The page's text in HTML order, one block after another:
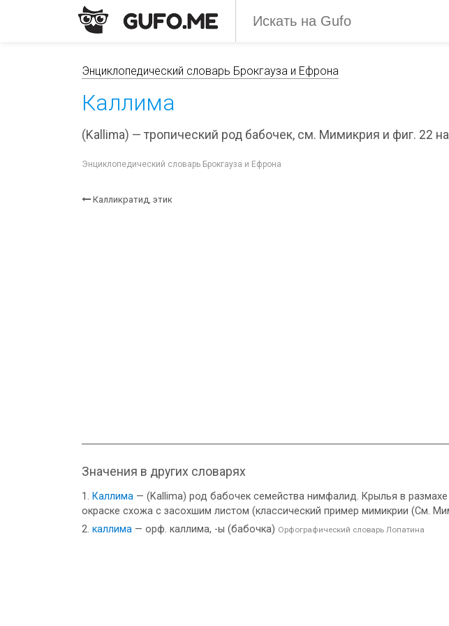
Энциклопедический словарь Брокгауза и Ефрона
Каллима
(Kallima) — тропический род бабочек, см. Мимикрия и фиг. 22 на
Энциклопедический словарь Брокгауза и Ефрона
Калликратид, этик
Значения в других словарях
Каллима — (Kallima) род бабочек семейства нимфалид. Крылья в
окраске схожа с засохшим листом (классический пример мимикрии (См.
каллима — орф. каллима, -ы (бабочка) Орфографический словарь Лопатина